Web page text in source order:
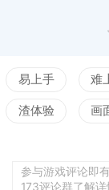
要最大限度地
于压倒性的不
操作，而且两
松享受快节奏
易上手 难
渣体验 画
参与游戏评论即
173评论群了解